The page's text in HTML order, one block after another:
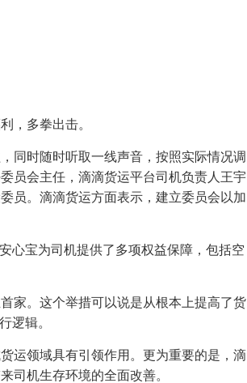
，多拳出击。
同时随时听取一线声音，按照实际情况调
员会主任，滴滴货运平台司机负责人王宇
员。滴滴货运方面表示，建立委员会以加
心宝为司机提供了多项权益保障，包括空
家。这个举措可以说是从根本上提高了货
逻辑。
运领域具有引领作用。更为重要的是，滴
司机生存环境的全面改善。